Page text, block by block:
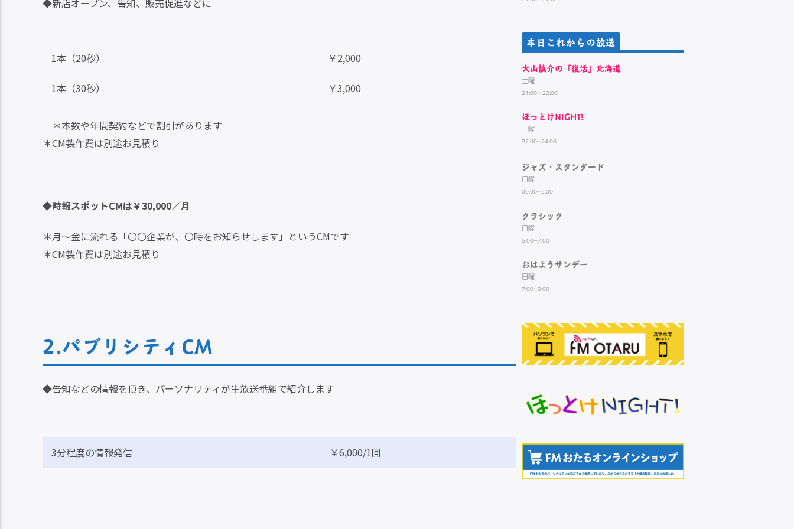
◆新店オープン、告知、販売促進などに
1本（20秒） ￥2,000
1本（30秒） ￥3,000
＊本数や年間契約などで割引があります
＊CM製作費は別途お見積り
◆時報スポットCMは￥30,000／月
＊月～金に流れる「〇〇企業が、〇時をお知らせします」というCMです
＊CM製作費は別途お見積り
2.パブリシティCM
◆告知などの情報を頂き、パーソナリティが生放送番組で紹介します
3分程度の情報発信 ￥6,000/1回
本日これからの放送
大山慎介の「復活」北海道
土曜
21:00～22:00
ほっとけNIGHT!
土曜
22:00~24:00
ジャズ・スタンダード
日曜
00:00~5:00
クラシック
日曜
5:00~7:00
おはようサンデー
日曜
7:00~9:00